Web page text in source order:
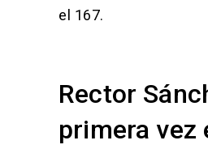
el 167.
Rector
primera vez